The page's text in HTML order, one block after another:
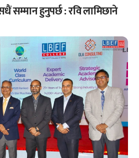
सम्मान हुनुपर्छ : रवि लामिछाने